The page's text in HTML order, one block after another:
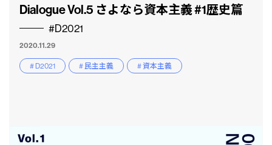
Dialogue Vol.5 さよなら資本主義 #1歴史篇
#D2021
2020.11.29
# D2021 # 民主主義 # 資本主義